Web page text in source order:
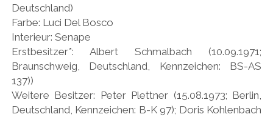
SKODA
SUBARU
TOYOTA/LEXUS
VOLKSWAGEN
Deutschland)
Farbe: Luci Del Bosco
Interieur: Senape
Erstbesitzer*: Albert Schmalbach (10.09.1971;
Braunschweig, Deutschland, Kennzeichen: BS-AS
137))
Weitere Besitzer: Peter Plettner (15.08.1973; Berlin,
Deutschland, Kennzeichen: B-K 97); Doris Kohlenbach